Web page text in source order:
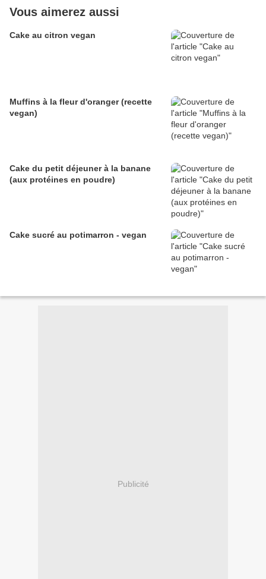
Vous aimerez aussi
Cake au citron vegan
Muffins à la fleur d'oranger (recette
vegan)
Cake du petit déjeuner à la banane
(aux protéines en poudre)
Cake sucré au potimarron - vegan
Publicité